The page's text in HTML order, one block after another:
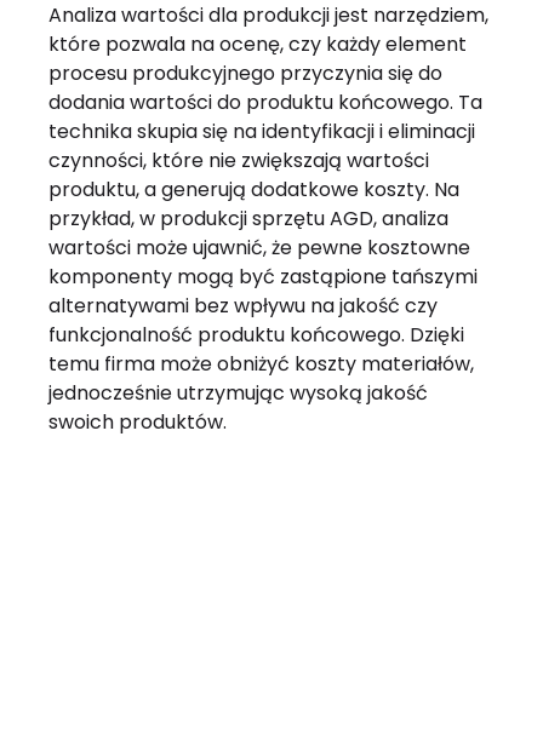
Analiza wartości dla produkcji jest narzędziem,
które pozwala na ocenę, czy każdy element
procesu produkcyjnego przyczynia się do
dodania wartości do produktu końcowego. Ta
technika skupia się na identyfikacji i eliminacji
czynności, które nie zwiększają wartości
produktu, a generują dodatkowe koszty. Na
przykład, w produkcji sprzętu AGD, analiza
wartości może ujawnić, że pewne kosztowne
komponenty mogą być zastąpione tańszymi
alternatywami bez wpływu na jakość czy
funkcjonalność produktu końcowego. Dzięki
temu firma może obniżyć koszty materiałów,
jednocześnie utrzymując wysoką jakość
swoich produktów.